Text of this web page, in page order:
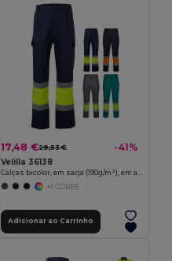
17,48 €29,53 € -41%
Velilla 36138
+1 CORES
Adicionar ao Carrinho